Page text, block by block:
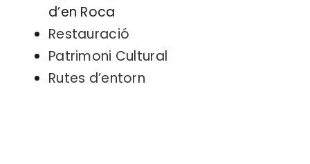
d’en Roca
Restauració
Patrimoni Cultural
Rutes d’entorn